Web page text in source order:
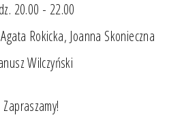
20.00 - 22.00
Rokicka, Joanna Skonieczna
Wilczyński
Zapraszamy!